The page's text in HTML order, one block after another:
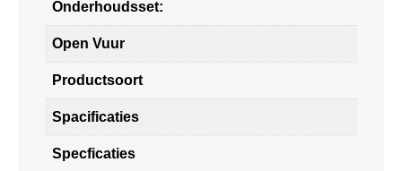
Onderhoudsset:
Open Vuur
Productsoort
Spacificaties
Specficaties